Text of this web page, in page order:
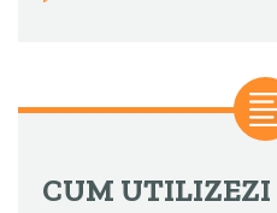
CUM UTILIZEZI